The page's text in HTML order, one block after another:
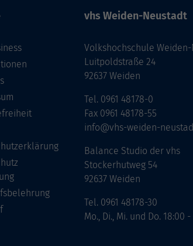
vhs Weiden-Neustadt
Volkshochschule Weiden-
Luitpoldstraße 24
92637 Weiden
Tel. 0961 48178-0
Fax 0961 48178-55
info@vhs-weiden-
Balance Studio der vhs
Stockerhutweg 54
92637 Weiden
Tel. 0961 48178-30
Mo., Di., Mi. und Do. 18:00